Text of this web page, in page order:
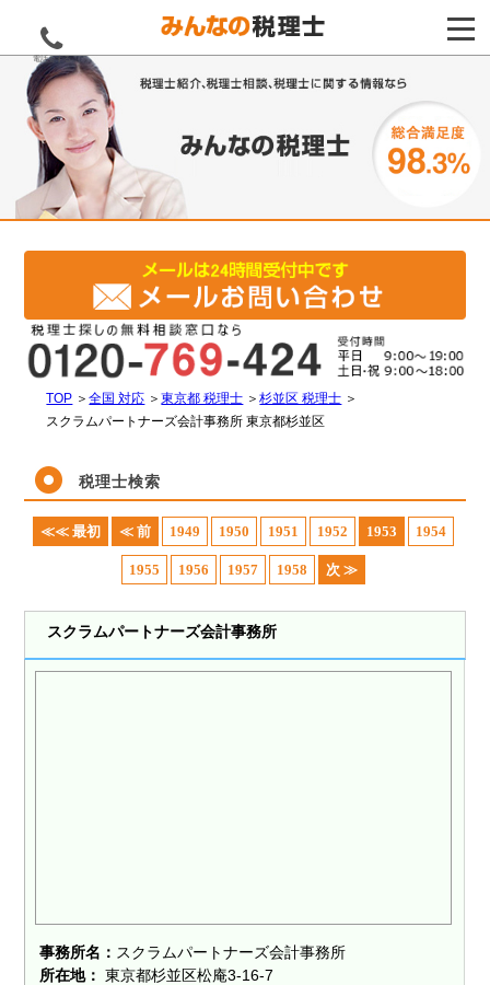
電話をする
TOP ＞全国 対応 ＞東京都 税理士 ＞杉並区 税理士 ＞
スクラムパートナーズ会計事務所 東京都杉並区
税理士検索
≪≪ 最初 ≪ 前 1949 1950 1951 1952 1953 1954
1955 1956 1957 1958 次 ≫
スクラムパートナーズ会計事務所
事務所名： スクラムパートナーズ会計事務所
所在地： 東京都杉並区松庵3-16-7